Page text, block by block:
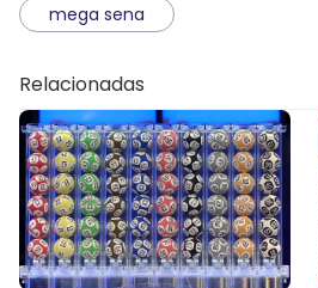
mega sena
Relacionadas